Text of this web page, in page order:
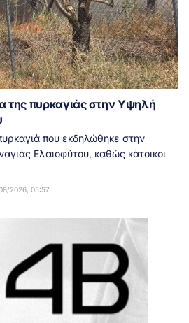
της πυρκαγιάς στην Υψηλή
που εκδηλώθηκε στην
Ελαιοφύτου, καθώς κάτοικοι
2026, 05:57